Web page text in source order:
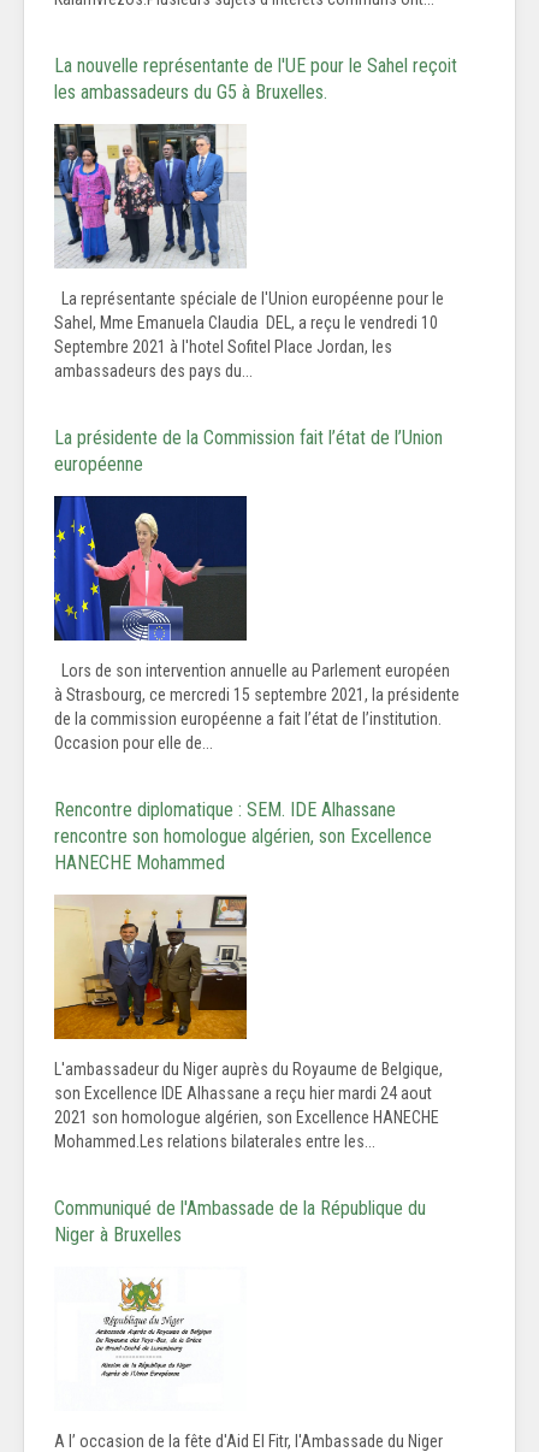
La nouvelle représentante de l'UE pour le Sahel reçoit
les ambassadeurs du G5 à Bruxelles.
La représentante spéciale de l'Union européenne pour le
Sahel, Mme Emanuela Claudia DEL, a reçu le vendredi 10
Septembre 2021 à l'hotel Sofitel Place Jordan, les
ambassadeurs des pays du...
La présidente de la Commission fait l’état de l’Union
européenne
Lors de son intervention annuelle au Parlement européen
à Strasbourg, ce mercredi 15 septembre 2021, la présidente
de la commission européenne a fait l’état de l’institution.
Occasion pour elle de...
Rencontre diplomatique : SEM. IDE Alhassane
rencontre son homologue algérien, son Excellence
HANECHE Mohammed
L'ambassadeur du Niger auprès du Royaume de Belgique,
son Excellence IDE Alhassane a reçu hier mardi 24 aout
2021 son homologue algérien, son Excellence HANECHE
Mohammed.Les relations bilaterales entre les...
Communiqué de l'Ambassade de la République du
Niger à Bruxelles
A l’ occasion de la fête d'Aid El Fitr, l'Ambassade du Niger